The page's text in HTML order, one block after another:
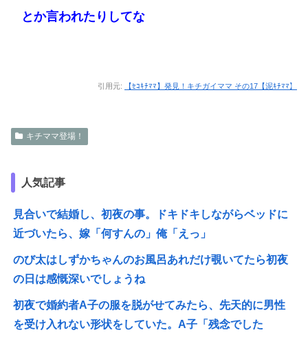
とか言われたりしてな
引用元: 【ｾｺｷﾁﾏﾏ】発見！キチガイママ その17【泥ｷﾁﾏﾏ】
キチママ登場！
人気記事
見合いで結婚し、初夜の事。ドキドキしながらベッドに
近づいたら、嫁「何すんの」俺「えっ」
のび太はしずかちゃんのお風呂あれだけ覗いてたら初夜
の日は感慨深いでしょうね
初夜で婚約者A子の服を脱がせてみたら、先天的に男性
を受け入れない形状をしていた。A子「残念でした